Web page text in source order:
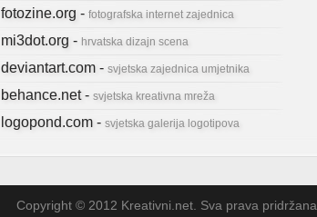
fotozine.org - fotografska internet zajednica
mi3dot.org - hrvatska dizajn scena
deviantart.com - svjetska zajednica umjetnika
behance.net - svjetska kreativna mreža
logopond.com - svjetska galerija logotipova
Copyright © 2012 Kreativni.net. Sva prava pridržana.